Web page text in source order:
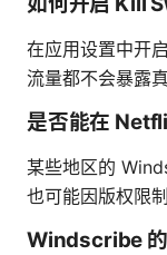
在应用设置中开
流量都不会暴露真
是否能在
某些地区的
也可能因版权限
Windscribe 的